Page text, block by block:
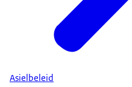
Asielbeleid